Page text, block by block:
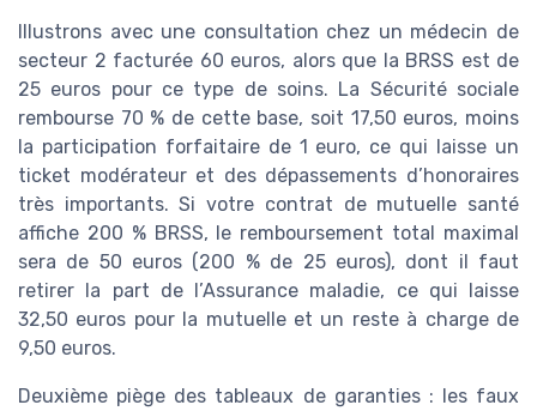
Illustrons avec une consultation chez un médecin de
secteur 2 facturée 60 euros, alors que la BRSS est de
25 euros pour ce type de soins. La Sécurité sociale
rembourse 70 % de cette base, soit 17,50 euros, moins
la participation forfaitaire de 1 euro, ce qui laisse un
ticket modérateur et des dépassements d’honoraires
très importants. Si votre contrat de mutuelle santé
affiche 200 % BRSS, le remboursement total maximal
sera de 50 euros (200 % de 25 euros), dont il faut
retirer la part de l’Assurance maladie, ce qui laisse
32,50 euros pour la mutuelle et un reste à charge de
9,50 euros.
Deuxième piège des tableaux de garanties : les faux